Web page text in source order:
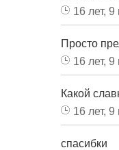
16 лет,
Просто
16 лет,
Какой
16 лет,
спасибки